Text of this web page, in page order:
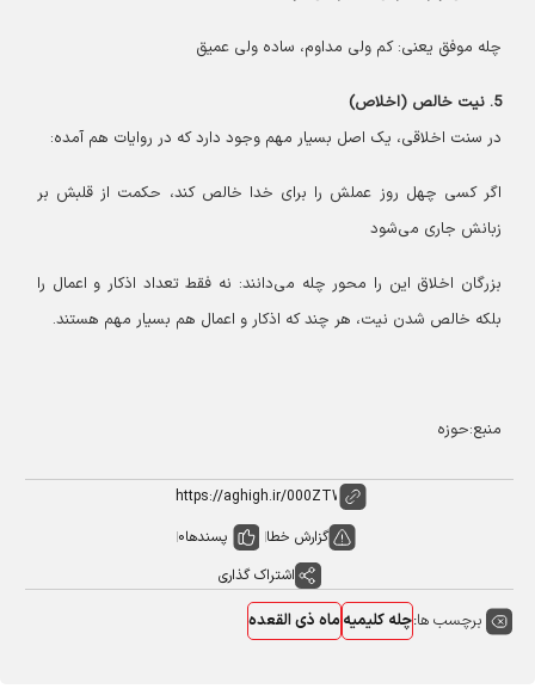
چله موفق یعنی: کم ولی مداوم، ساده ولی عمیق
در سنت اخلاقی، یک اصل بسیار مهم وجود دارد که در روایات هم آمده:
اگر کسی چهل روز عملش را برای خدا خالص کند، حکمت از قلبش بر
زبانش جاری می‌شود
بزرگان اخلاق این را محور چله می‌دانند: نه فقط تعداد اذکار و اعمال را
بلکه خالص شدن نیت، هر چند که اذکار و اعمال هم بسیار مهم هستند.
منبع:حوزه
گزارش خطا پسندها0
اشتراک گذاری
برچسب ها:چله کلیمیهماه ذی القعده